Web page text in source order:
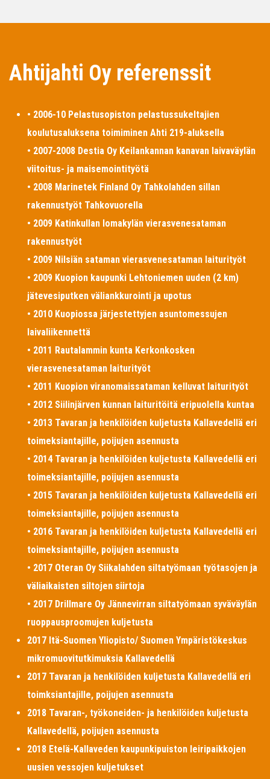
Ahtijahti Oy referenssit
• 2006-10 Pelastusopiston pelastussukeltajien
koulutusaluksena toimiminen Ahti 219-aluksella
• 2007-2008 Destia Oy Keilankannan kanavan laivaväylän
viitoitus- ja maisemointityötä
• 2008 Marinetek Finland Oy Tahkolahden sillan
rakennustyöt Tahkovuorella
• 2009 Katinkullan lomakylän vierasvenesataman
rakennustyöt
• 2009 Nilsiän sataman vierasvenesataman laiturityöt
• 2009 Kuopion kaupunki Lehtoniemen uuden (2 km)
jätevesiputken väliankkurointi ja upotus
• 2010 Kuopiossa järjestettyjen asuntomessujen
laivaliikennettä
• 2011 Rautalammin kunta Kerkonkosken
vierasvenesataman laiturityöt
• 2011 Kuopion viranomaissataman kelluvat laiturityöt
• 2012 Siilinjärven kunnan laituritöitä eripuolella kuntaa
• 2013 Tavaran ja henkilöiden kuljetusta Kallavedellä eri
toimeksiantajille, poijujen asennusta
• 2014 Tavaran ja henkilöiden kuljetusta Kallavedellä eri
toimeksiantajille, poijujen asennusta
• 2015 Tavaran ja henkilöiden kuljetusta Kallavedellä eri
toimeksiantajille, poijujen asennusta
• 2016 Tavaran ja henkilöiden kuljetusta Kallavedellä eri
toimeksiantajille, poijujen asennusta
• 2017 Oteran Oy Siikalahden siltatyömaan työtasojen ja
väliaikaisten siltojen siirtoja
• 2017 Drillmare Oy Jännevirran siltatyömaan syväväylän
ruoppausproomujen kuljetusta
2017 Itä-Suomen Yliopisto/ Suomen Ympäristökeskus
mikromuovitutkimuksia Kallavedellä
2017 Tavaran ja henkilöiden kuljetusta Kallavedellä eri
toimksiantajille, poijujen asennusta
2018 Tavaran-, työkoneiden- ja henkilöiden kuljetusta
Kallavedellä, poijujen asennusta
2018 Etelä-Kallaveden kaupunkipuiston leiripaikkojen
uusien vessojen kuljetukset